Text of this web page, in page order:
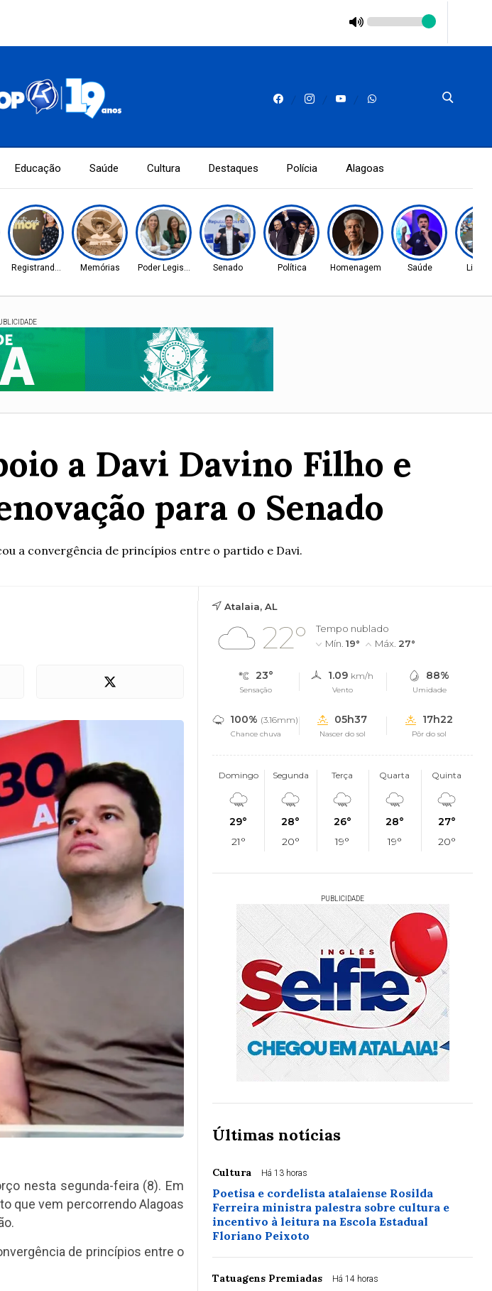
Educação Saúde Cultura Destaques Polícia Alagoas
Registrando Amor!Memórias Poder Legislativo Senado Política Homenagem Saúde Liga
a Davi Davino Filho e
para o Senado
a convergência de princípios entre o partido e Davi.
nesta segunda-feira (8). Em
que vem percorrendo Alagoas
de princípios entre o
Atalaia, AL
22°
Tempo nublado
Mín. 19° Máx. 27°
23°
Sensação
1.09 km/h
Vento
88%
Umidade
100% (3.16mm)
Chance chuva
05h37
Nascer do sol
17h22
Pôr do sol
Domingo
29°
21°
Segunda
28°
20°
Terça
26°
19°
Quarta
28°
19°
Quinta
27°
20°
PUBLICIDADE
Últimas notícias
Cultura Há 13 horas
Poetisa e cordelista atalaiense Rosilda
Ferreira ministra palestra sobre cultura e
incentivo à leitura na Escola Estadual
Floriano Peixoto
Tatuagens Premiadas Há 14 horas